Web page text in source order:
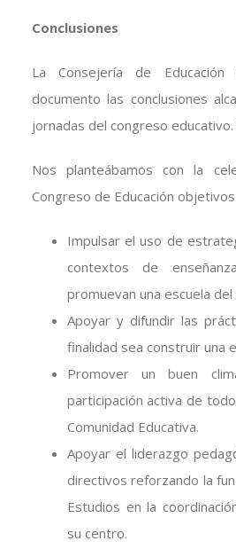
Conclusiones
La Consejería de
documento las conclusiones
jornadas del congreso educativo.
Nos planteábamos con la
Congreso de Educación
Impulsar el uso de
contextos de
promuevan una escuela del
Apoyar y difundir las
finalidad sea construir una
Promover un buen
participación activa de
Comunidad Educativa.
Apoyar el liderazgo
directivos reforzando la
Estudios en la
su centro.